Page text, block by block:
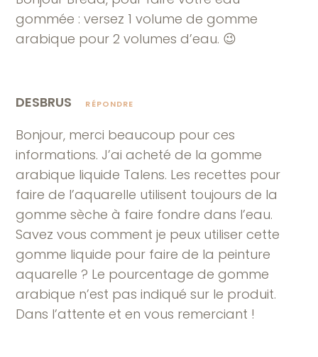
gommée : versez 1 volume de gomme
arabique pour 2 volumes d’eau. 😉
DESBRUS RÉPONDRE
Bonjour, merci beaucoup pour ces
informations. J’ai acheté de la gomme
arabique liquide Talens. Les recettes pour
faire de l’aquarelle utilisent toujours de la
gomme sèche à faire fondre dans l’eau.
Savez vous comment je peux utiliser cette
gomme liquide pour faire de la peinture
aquarelle ? Le pourcentage de gomme
arabique n’est pas indiqué sur le produit.
Dans l’attente et en vous remerciant !